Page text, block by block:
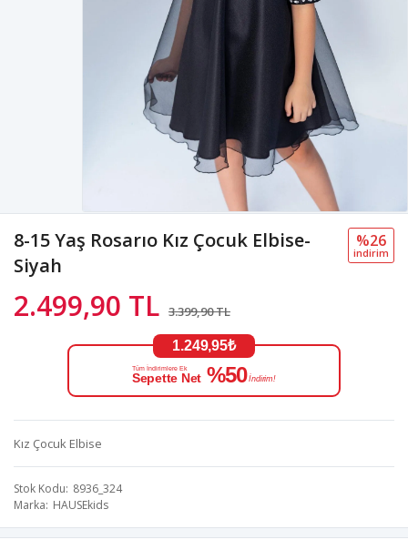
8-15 Yaş Rosarıo Kız Çocuk Elbise-
Siyah
2.499,90 TL 3.399,90 TL
%26
i̇ndi̇ri̇m
1.249,95₺
Tüm İndirimlere Ek
Sepette Net %50 İndirim!
Kız Çocuk Elbise
Stok Kodu 8936_324
Marka HAUSEkids